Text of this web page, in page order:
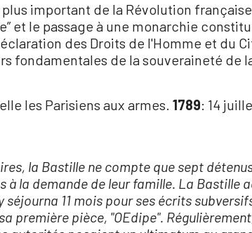
important de la Révolution
et le passage à une monarchie
des Droits de l'Homme et du
fondamentales de la souveraineté de
les Parisiens aux armes. 1789: 14
la Bastille ne compte que sept
à la demande de leur famille. La
11 mois pour ses écrits
première pièce, "OEdipe".